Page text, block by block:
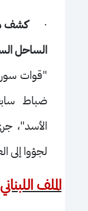
·كشف
الساحل
"قوات
ضباط
الأسد"،
لجؤوا إلى
الملف